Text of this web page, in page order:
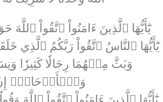
يَٰٓأَيُّهَا ٱلَّذِينَ ءَامَنُواْ ٱتَّقُواْ ٱللَّهَ
يَٰٓأَيُّهَا ٱلنَّاسُ ٱتَّقُواْ رَبَّكُمُ
وَبَثَّ مِنۡهُمَا رِجَالٗا كَثِيرٗا
وَٱلۡأَرۡحَامَۚ إِنَّ